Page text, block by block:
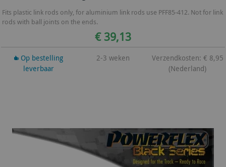
Fits plastic link rods only, for aluminium link rods use PFF85-412. Not for link
rods with ball joints on the ends.
€ 39,13
Op bestelling
leverbaar
2-3 weken
Verzendkosten: € 8,95
(Nederland)